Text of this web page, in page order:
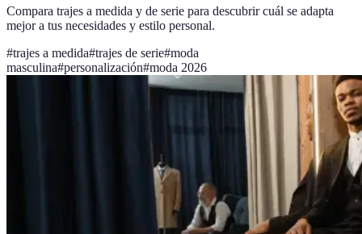
Compara trajes a medida y de serie para descubrir cuál se adapta
mejor a tus necesidades y estilo personal.
#trajes a medida#trajes de serie#moda
masculina#personalización#moda 2026